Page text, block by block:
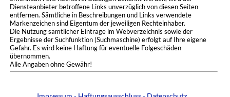
Diensteanbieter betroffene Links unverzüglich von diesen Seiten
entfernen. Sämtliche in Beschreibungen und Links verwendete
Markenzeichen sind Eigentum der jeweiligen Rechteinhaber.
Die Nutzung sämtlicher Einträge im Webverzeichnis sowie der
Ergebnisse der Suchfunktion (Suchmaschine) erfolgt auf Ihre eigene
Gefahr. Es wird keine Haftung für eventuelle Folgeschäden
übernommen.
Alle Angaben ohne Gewähr!